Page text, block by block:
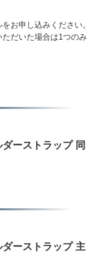
お申し込みください。
だいた場合は1つのみ
ーストラップ 同
ーストラップ 主